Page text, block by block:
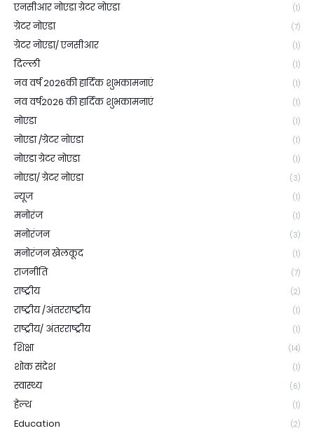
एनसीआर नोएडा ग्रेटर नोएडा (1)
ग्रेटर नोएडा (7)
ग्रेटर नोएडा/ एनसीआर (1)
दिल्ली (1)
नव वर्ष 2026की हार्दिक शुभकामनाएं (1)
नव वर्ष2026 की हार्दिक शुभकामनाएं (1)
नोएडा (1)
नोएडा /ग्रेटर नोएडा (1)
नोएडा ग्रेटर नोएडा (1)
नोएडा/ ग्रेटर नोएडा (3)
न्यूज (1)
मनोरंज (1)
मनोरंजन (3)
मनोरंजन खेलकूद (1)
राजनीति (7)
राष्ट्रीय (2)
राष्ट्रीय /अंतरराष्ट्रीय (1)
राष्ट्रीय/ अंतरराष्ट्रीय (1)
शिक्षा (14)
शोक संदेश (1)
स्वास्थ्य (6)
हेल्थ (1)
Education (2)